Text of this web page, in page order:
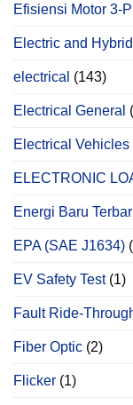
Efisiensi Motor 3-
Electric and
electrical (143)
Electrical General
Electrical Vehicles
ELECTRONIC
Energi Baru
EPA (SAE J1634)
EV Safety Test(1)
Fault Ride-
Fiber Optic (2)
Flicker (1)